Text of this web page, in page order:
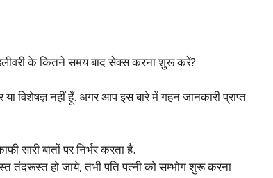
के कितने समय बाद सेक्स करना शुरू करें?
या विशेषज्ञ नहीं हूँ. अगर आप इस बारे में गहन जानकारी प्राप्त
सारी बातों पर निर्भर करता है.
तंदरूस्त हो जाये, तभी पति पत्नी को सम्भोग शुरू करना